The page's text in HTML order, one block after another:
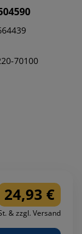
70100
24,93 €
& zzgl. Versand